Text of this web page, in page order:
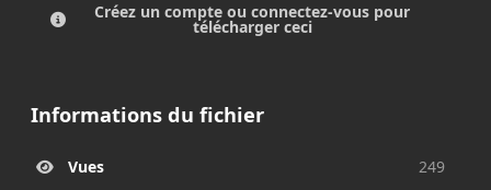
Créez un compte ou connectez-vous pour
télécharger ceci
Informations du fichier
Vues 249